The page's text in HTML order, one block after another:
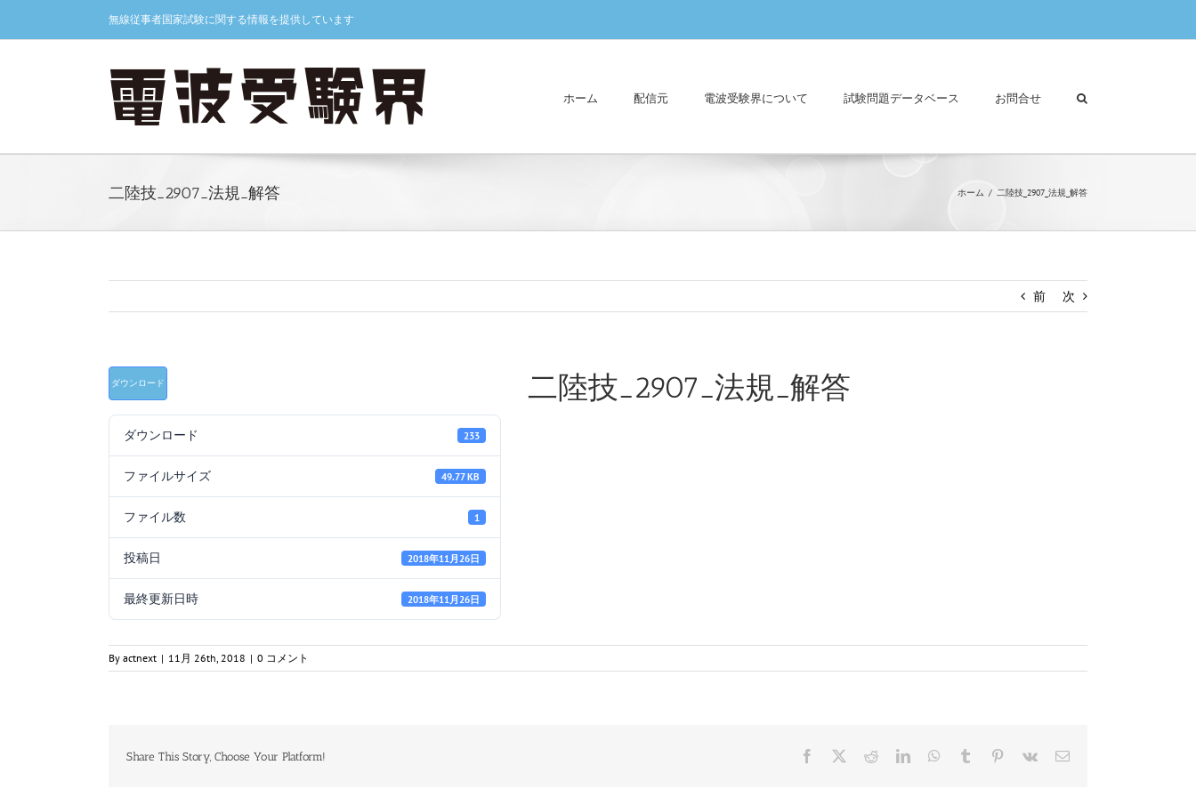
content
無線従事者国家試験に関する情報を提供しています
ホーム 配信元 電波受験界について 試験問題データベース お問合せ
二陸技_2907_法規_解答 ホーム 二陸技_2907_法規_解答
前 次
ダウンロード
ダウンロード 233
ファイルサイズ 49.77 KB
ファイル数 1
投稿日 2018年11月26日
最終更新日時 2018年11月26日
二陸技_2907_法規_解答
By actnext | 11月 26th, 2018 | 0 コメント
Share This Story, Choose Your Platform! Facebook RedditLinkedInWhatsApp
Tumblr Pinterest
Vk
電